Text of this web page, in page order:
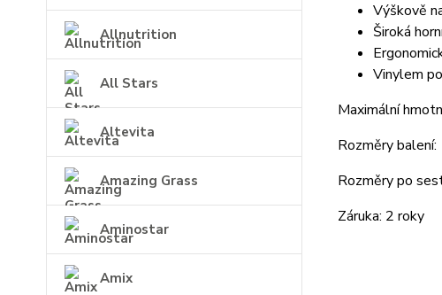
Allnutrition
All Stars
Altevita
Amazing Grass
Aminostar
Amix
Výškově
Široká
Vinylem
Maximální
Rozměry
Rozměry po
Záruka: 2 roky